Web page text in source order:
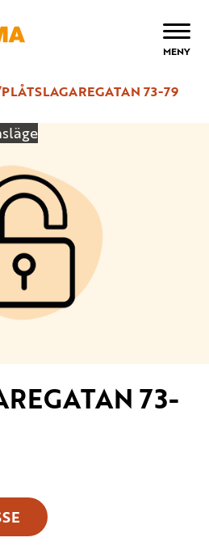
ÖPPNA
MENY
PLÅTSLAGAREGATAN 73-79
73-